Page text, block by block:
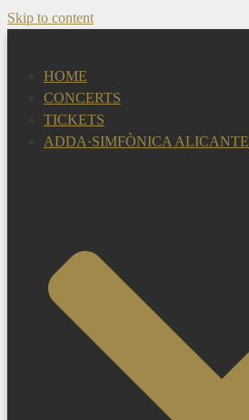
Skip to content
HOME
CONCERTS
TICKETS
ADDA·SIMFÒNICA ALICANTE